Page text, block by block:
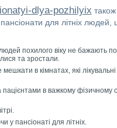
dlya-pozhilyix
для літніх
похилого віку не бажають
та зростали.
в кімнатах, які
в важкому фізичному
у пансіонаті для літніх.